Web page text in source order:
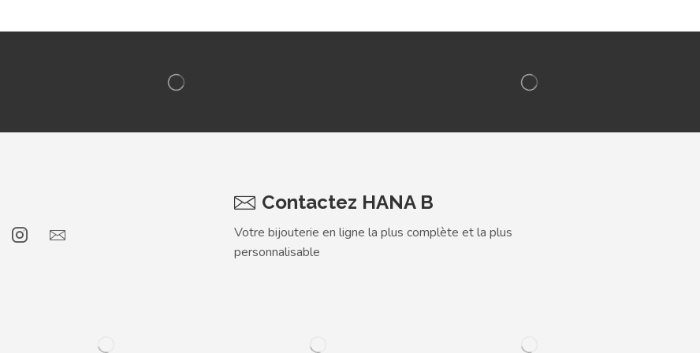
Carte cadeaux disponible
Contactez HANA B
Votre bijouterie en ligne la plus complète et la plus